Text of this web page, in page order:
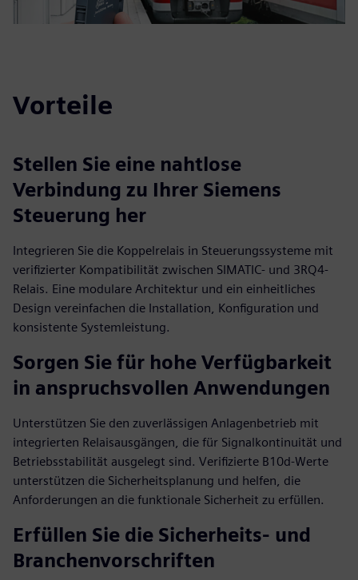
Vorteile
Stellen Sie eine nahtlose
Verbindung zu Ihrer Siemens
Steuerung her
Integrieren Sie die Koppelrelais in Steuerungssysteme mit
verifizierter Kompatibilität zwischen SIMATIC- und 3RQ4-
Relais. Eine modulare Architektur und ein einheitliches
Design vereinfachen die Installation, Konfiguration und
konsistente Systemleistung.
Sorgen Sie für hohe Verfügbarkeit
in anspruchsvollen Anwendungen
Unterstützen Sie den zuverlässigen Anlagenbetrieb mit
integrierten Relaisausgängen, die für Signalkontinuität und
Betriebsstabilität ausgelegt sind. Verifizierte B10d-Werte
unterstützen die Sicherheitsplanung und helfen, die
Anforderungen an die funktionale Sicherheit zu erfüllen.
Erfüllen Sie die Sicherheits- und
Branchenvorschriften